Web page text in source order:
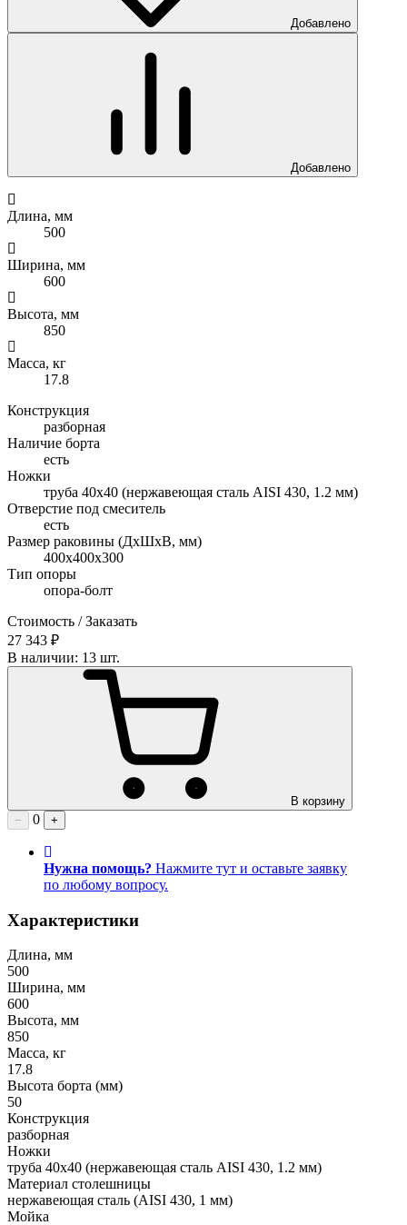
Добавлено
Добавлено
Длина, мм
500
Ширина, мм
600
Высота, мм
850
Масса, кг
17.8
Конструкция
разборная
Наличие борта
есть
Ножки
труба 40х40 (нержавеющая сталь AISI 430, 1.2 мм)
Отверстие под смеситель
есть
Размер раковины (ДхШхВ, мм)
400х400х300
Тип опоры
опора-болт
Стоимость / Заказать
27 343 ₽
В наличии: 13 шт.
В корзину
−
0 +
Нужна помощь? Нажмите тут и оставьте заявку
по любому вопросу.
Характеристики
Длина, мм
500
Ширина, мм
600
Высота, мм
850
Масса, кг
17.8
Высота борта (мм)
50
Конструкция
разборная
Ножки
труба 40х40 (нержавеющая сталь AISI 430, 1.2 мм)
Материал столешницы
нержавеющая сталь (AISI 430, 1 мм)
Мойка